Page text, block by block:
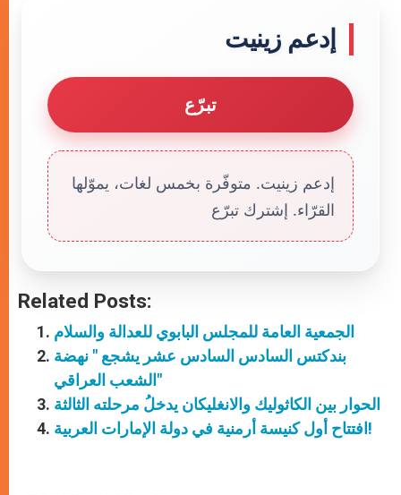
إدعم زينيت
تبرّع
إدعم زينيت. متوفّرة بخمس لغات، يموّلها
القرّاء. إشترك تبرّع
Related Posts:
الجمعية العامة للمجلس البابوي للعدالة والسلام
بندكتس السادس السادس عشر يشجع " نهضة
الشعب العراقي"
الحوار بين الكاثوليك والانغليكان يدخلُ مرحلته الثالثة
افتتاح أول كنيسة أرمنية في دولة الإمارات العربية!